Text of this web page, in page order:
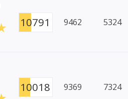
10791 9462 5324
10018 9369 7324